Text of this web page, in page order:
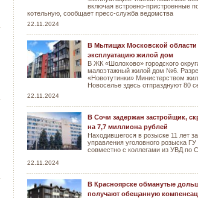
включая встроено-пристроенные
котельную, сообщает пресс-служба ведомства
22.11.2024
В Мытищах Московской
эксплуатацию жилой дом
В ЖК «Шолохово» городского
малоэтажный жилой дом №6.
«Новотутинки» Министерством
Новоселье здесь отпразднуют 80
22.11.2024
В Сочи задержан застройщик,
на 7,7 миллиона рублей
Находившегося в розыске 11 лет
управления уголовного розыска
совместно с коллегами из УВД по
22.11.2024
В Красноярске обманутые
получают обещанную